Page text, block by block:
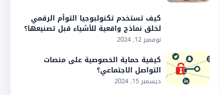
كيف تستخدم تكنولبوجيا التوأم الرقمي
لخلق نماذج واقعية للأشياء قبل تصنيعها؟
نوفمبر 12, 2024
كيفية حماية الخصوصية على منصات
التواصل الاجتماعي؟
ديسمبر 15, 2024